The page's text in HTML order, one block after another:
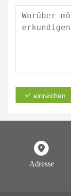
einreichen
Adresse